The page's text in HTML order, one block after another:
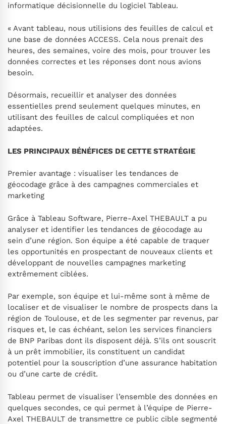
informatique décisionnelle du logiciel Tableau.
« Avant tableau, nous utilisions des feuilles de calcul et
une base de données ACCESS. Cela nous prenait des
heures, des semaines, voire des mois, pour trouver les
données correctes et les réponses dont nous avions
besoin.
Désormais, recueillir et analyser des données
essentielles prend seulement quelques minutes, en
utilisant des feuilles de calcul compliquées et non
adaptées.
LES PRINCIPAUX BÉNÉFICES DE CETTE STRATÉGIE
Premier avantage : visualiser les tendances de
géocodage grâce à des campagnes commerciales et
marketing
Grâce à Tableau Software, Pierre-Axel THEBAULT a pu
analyser et identifier les tendances de géocodage au
sein d’une région. Son équipe a été capable de traquer
les opportunités en prospectant de nouveaux clients et
développant de nouvelles campagnes marketing
extrêmement ciblées.
Par exemple, son équipe et lui-même sont à même de
localiser et de visualiser le nombre de prospects dans la
région de Toulouse, et de les segmenter par revenus, par
risques et, le cas échéant, selon les services financiers
de BNP Paribas dont ils disposent déjà. S’ils ont souscrit
à un prêt immobilier, ils constituent un candidat
potentiel pour la souscription d’une assurance habitation
ou d’une carte de crédit.
Tableau permet de visualiser l’ensemble des données en
quelques secondes, ce qui permet à l’équipe de Pierre-
Axel THEBAULT de transmettre ce public cible segmenté